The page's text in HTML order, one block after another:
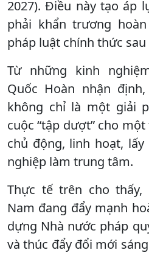
2027). Điều này tạo áp
phải khẩn trương
pháp luật chính thức sau
Từ những kinh
Quốc Hoàn nhận
không chỉ là một giải
cuộc “tập dượt” cho
chủ động, linh hoạt,
nghiệp làm trung tâm.
Thực tế trên cho
Nam đang đẩy mạnh
dựng Nhà nước pháp
và thúc đẩy đổi mới